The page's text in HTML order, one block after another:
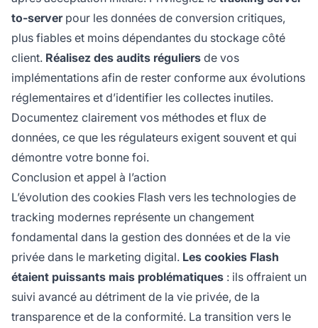
to-serverpour les données de conversion critiques,
plus fiables et moins dépendantes du stockage côté
client. Réalisez des audits réguliers de vos
implémentations afin de rester conforme aux évolutions
réglementaires et d’identifier les collectes inutiles.
Documentez clairement vos méthodes et flux de
données, ce que les régulateurs exigent souvent et qui
démontre votre bonne foi.
Conclusion et appel à l’action
L’évolution des cookies Flash vers les technologies de
tracking modernes représente un changement
fondamental dans la gestion des données et de la vie
privée dans le marketing digital. Les cookies Flash
étaient puissants mais problématiques : ils offraient un
suivi avancé au détriment de la vie privée, de la
transparence et de la conformité. La transition vers le